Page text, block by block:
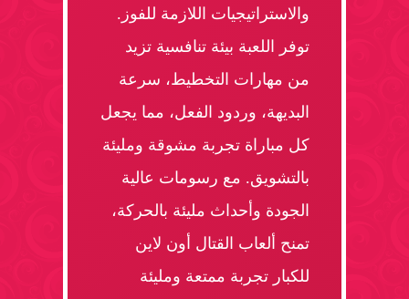
والاستراتيجيات اللازمة للفوز.
توفر اللعبة بيئة تنافسية تزيد
من مهارات التخطيط، سرعة
البديهة، وردود الفعل، مما يجعل
كل مباراة تجربة مشوقة ومليئة
بالتشويق. مع رسومات عالية
الجودة وأحداث مليئة بالحركة،
تمنح ألعاب القتال أون لاين
للكبار تجربة ممتعة ومليئة